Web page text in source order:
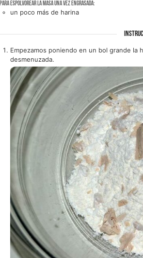
Para espolvorear la masa una vez engrasada:
un poco más de harina
Empezamos poniendo en un bol grande la
desmenuzada.